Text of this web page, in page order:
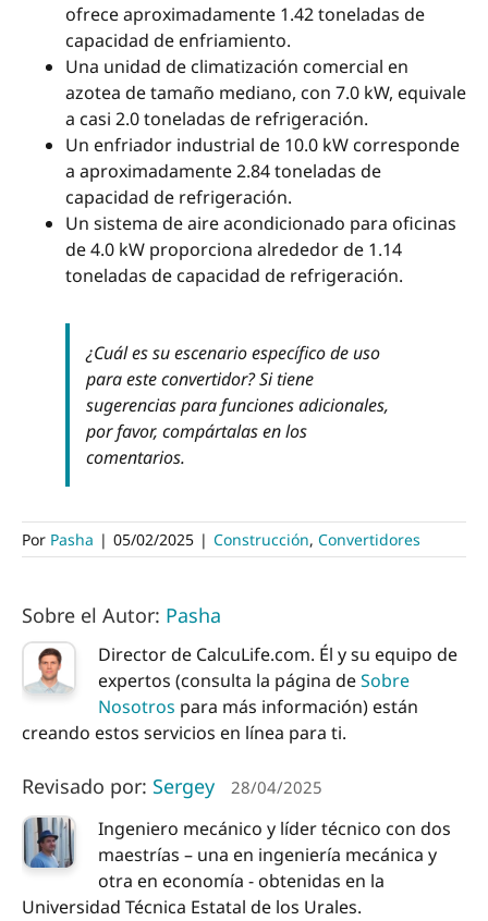
ofrece aproximadamente 1.42 toneladas de
capacidad de enfriamiento.
Una unidad de climatización comercial en
azotea de tamaño mediano, con 7.0 kW, equivale
a casi 2.0 toneladas de refrigeración.
Un enfriador industrial de 10.0 kW corresponde
a aproximadamente 2.84 toneladas de
capacidad de refrigeración.
Un sistema de aire acondicionado para oficinas
de 4.0 kW proporciona alrededor de 1.14
toneladas de capacidad de refrigeración.
¿Cuál es su escenario específico de uso
para este convertidor? Si tiene
sugerencias para funciones adicionales,
por favor, compártalas en los
comentarios.
Por Pasha | 05/02/2025 | Construcción, Convertidores
Sobre el Autor: Pasha
Director de CalcuLife.com. Él y su equipo de
expertos (consulta la página deSobre
Nosotros para más información) están
creando estos servicios en línea para ti.
Revisado por: Sergey 28/04/2025
Ingeniero mecánico y líder técnico con dos
maestrías – una en ingeniería mecánica y
otra en economía - obtenidas en la
Universidad Técnica Estatal de los Urales.